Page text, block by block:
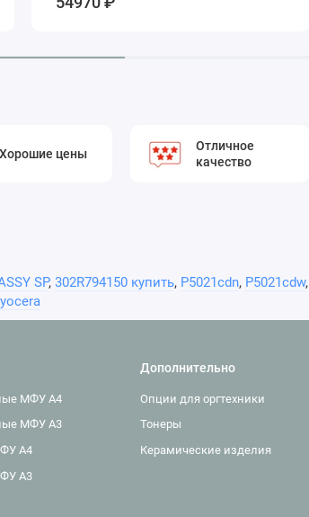
Хорошие цены
Отличное
качество
SP, 302R794150 купить, P5021cdn, P5021cdw,
МФУ A4
МФУ A3
A4
A3
Дополнительно
Опции для оргтехники
Тонеры
Керамические изделия